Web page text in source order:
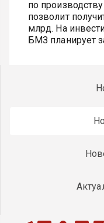
по
позволит
млрд. На
БМЗ планирует